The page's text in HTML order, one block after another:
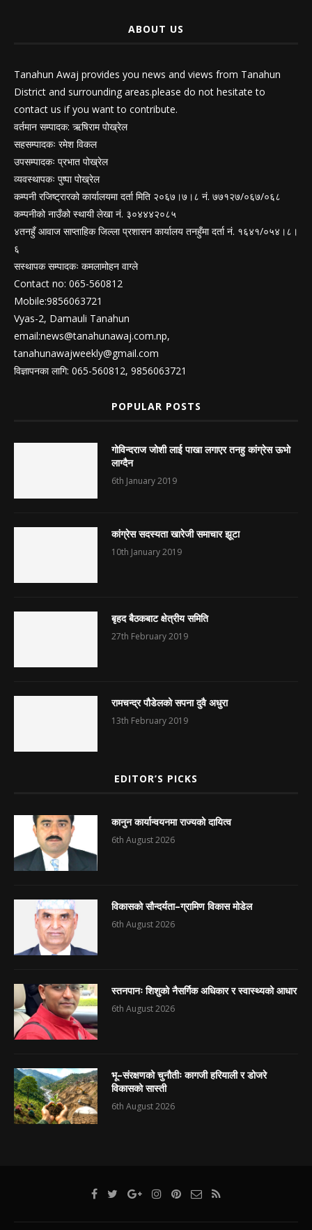
ABOUT US
Tanahun Awaj provides you news and views from Tanahun
District and surrounding areas.please do not hesitate to
contact us if you want to contribute.
वर्तमान सम्पादक: ऋषिराम पोख्रेल
सहसम्पादकः रमेश विकल
उपसम्पादकः प्रभात पोख्रेल
व्यवस्थापकः पुष्पा पोख्रेल
कम्पनी रजिष्ट्रारको कार्यालयमा दर्ता मिति २०६७।७।८ नं. ७७१२७/०६७/०६८
कम्पनीको नाउँको स्थायी लेखा नं. ३०४४४२०८५
४तनहुँ आवाज साप्ताहिक जिल्ला प्रशासन कार्यालय तनहुँमा दर्ता नं. १६४१/०५४।८।
६
सस्थापक सम्पादकः कमलामोहन वाग्ले
Contact no: 065-560812
Mobile:9856063721
Vyas-2, Damauli Tanahun
email:news@tanahunawaj.com.np,
tanahunawajweekly@gmail.com
विज्ञापनका लागि: 065-560812, 9856063721
POPULAR POSTS
गोविन्दराज जोशी लाई पाखा लगाएर तनहु कांग्रेस ऊभो
लाग्दैन
6th January 2019
कांग्रेस सदस्यता खारेजी समाचार झूटा
10th January 2019
बृहद बैठकबाट क्षेत्रीय समिति
27th February 2019
रामचन्द्र पौडेलको सपना दुवै अधुरा
13th February 2019
EDITOR’S PICKS
कानुन कार्यान्वयनमा राज्यको दायित्व
6th August 2026
विकासको सौन्दर्यता–ग्रामिण विकास मोडेल
6th August 2026
स्तनपानः शिशुको नैसर्गिक अधिकार र स्वास्थ्यको आधार
6th August 2026
भू–संरक्षणको चुनौतीः कागजी हरियाली र डोजरे
विकासको सास्ती
6th August 2026